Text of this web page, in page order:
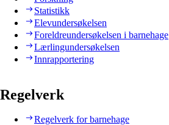
Statistikk
Elevundersøkelsen
Foreldreundersøkelsen i barnehage
Lærlingundersøkelsen
Innrapportering
Regelverk
Regelverk for barnehage